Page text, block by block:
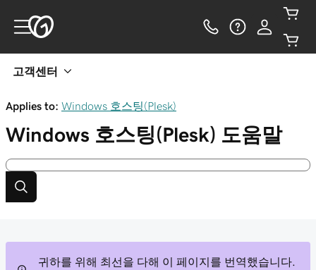
고객센터
Applies to: Windows 호스팅(Plesk)
Windows 호스팅(Plesk) 도움말
귀하를 위해 최선을 다해 이 페이지를 번역했습니다.